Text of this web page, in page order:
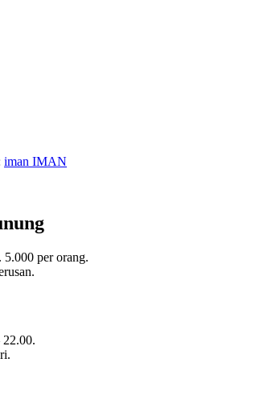
iman IMAN
per orang.